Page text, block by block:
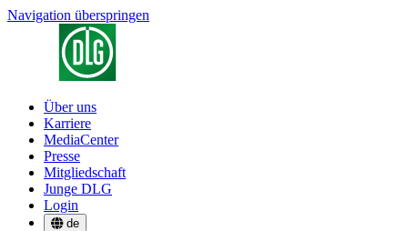
Navigation überspringen
Über uns
Karriere
MediaCenter
Presse
Mitgliedschaft
Junge DLG
Login
de